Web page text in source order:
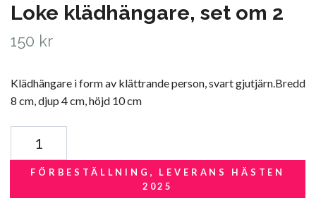
Loke klädhängare, set om 2
150 kr
Klädhängare i form av klättrande person, svart gjutjärn.Bredd
8 cm, djup 4 cm, höjd 10 cm
FÖRBESTÄLLNING, LEVERANS HÄSTEN
2025